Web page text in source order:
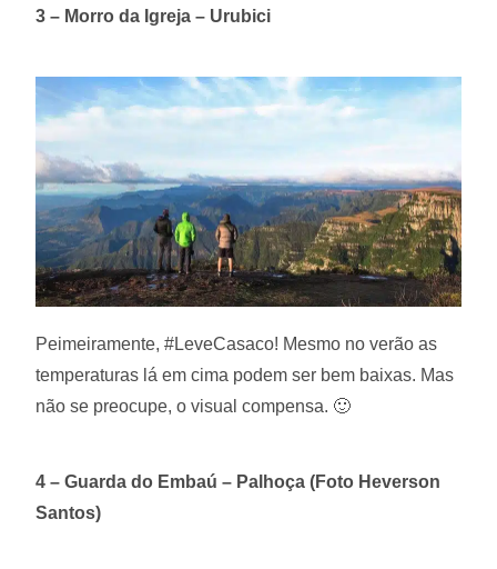
3 – Morro da Igreja – Urubici
Peimeiramente, #LeveCasaco! Mesmo no verão as
temperaturas lá em cima podem ser bem baixas. Mas
não se preocupe, o visual compensa. 🙂
4 – Guarda do Embaú – Palhoça (Foto Heverson
Santos)